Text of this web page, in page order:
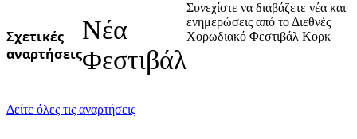
Σχετικές
αναρτήσεις
Νέα
Φεστιβάλ
Συνεχίστε να διαβάζετε νέα και
ενημερώσεις από το Διεθνές
Χορωδιακό Φεστιβάλ Κορκ
Δείτε όλες τις αναρτήσεις